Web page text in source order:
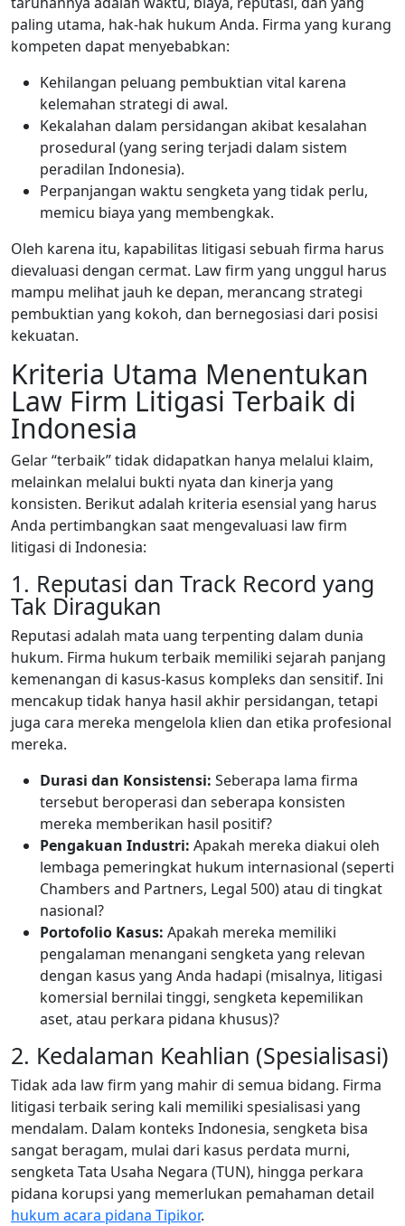
paling utama, hak-hak hukum Anda. Firma yang kurang
kompeten dapat menyebabkan:
Kehilangan peluang pembuktian vital karena
kelemahan strategi di awal.
Kekalahan dalam persidangan akibat kesalahan
prosedural (yang sering terjadi dalam sistem
peradilan Indonesia).
Perpanjangan waktu sengketa yang tidak perlu,
memicu biaya yang membengkak.
Oleh karena itu, kapabilitas litigasi sebuah firma harus
dievaluasi dengan cermat. Law firm yang unggul harus
mampu melihat jauh ke depan, merancang strategi
pembuktian yang kokoh, dan bernegosiasi dari posisi
kekuatan.
Kriteria Utama Menentukan
Law Firm Litigasi Terbaik di
Indonesia
Gelar “terbaik” tidak didapatkan hanya melalui klaim,
melainkan melalui bukti nyata dan kinerja yang
konsisten. Berikut adalah kriteria esensial yang harus
Anda pertimbangkan saat mengevaluasi law firm
litigasi di Indonesia:
1. Reputasi dan Track Record yang
Tak Diragukan
Reputasi adalah mata uang terpenting dalam dunia
hukum. Firma hukum terbaik memiliki sejarah panjang
kemenangan di kasus-kasus kompleks dan sensitif. Ini
mencakup tidak hanya hasil akhir persidangan, tetapi
juga cara mereka mengelola klien dan etika profesional
mereka.
Durasi dan Konsistensi: Seberapa lama firma
tersebut beroperasi dan seberapa konsisten
mereka memberikan hasil positif?
Pengakuan Industri: Apakah mereka diakui oleh
lembaga pemeringkat hukum internasional (seperti
Chambers and Partners, Legal 500) atau di tingkat
nasional?
Portofolio Kasus: Apakah mereka memiliki
pengalaman menangani sengketa yang relevan
dengan kasus yang Anda hadapi (misalnya, litigasi
komersial bernilai tinggi, sengketa kepemilikan
aset, atau perkara pidana khusus)?
2. Kedalaman Keahlian (Spesialisasi)
Tidak ada law firm yang mahir di semua bidang. Firma
litigasi terbaik sering kali memiliki spesialisasi yang
mendalam. Dalam konteks Indonesia, sengketa bisa
sangat beragam, mulai dari kasus perdata murni,
sengketa Tata Usaha Negara (TUN), hingga perkara
pidana korupsi yang memerlukan pemahaman detail
hukum acara pidana Tipikor.